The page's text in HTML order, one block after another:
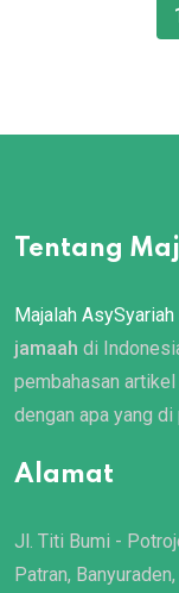
Tentang
Majalah AsySyariah
jamaah di
pembahasan artikel
dengan apa yang
Alamat
Jl. Titi Bumi -
Patran,